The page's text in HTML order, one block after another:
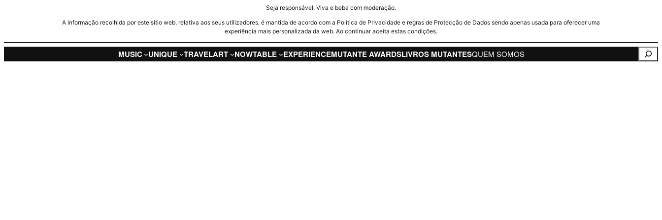
Seja responsável. Viva e beba com moderação.
A informação recolhida por este sitio web, relativa aos seus utilizadores, é mantida de acordo com a Política de Privacidade e regras de Protecção de Dados sendo apenas usada para oferecer uma
experiência mais personalizada da web. Ao continuar aceita estas condições.
MUSIC UNIQUE TRAVELART NOWTABLE EXPERIENCEMUTANTE AWARDSLIVROS MUTANTESQUEM SOMOS